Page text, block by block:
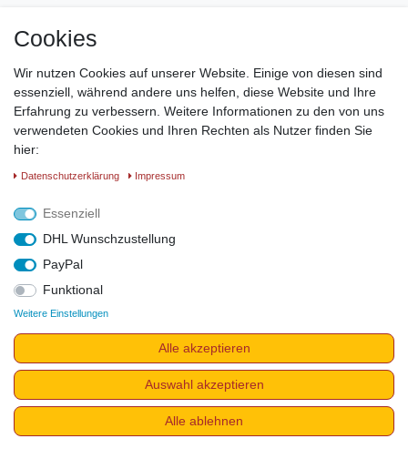
Cookies
Wir nutzen Cookies auf unserer Website. Einige von diesen sind
essenziell, während andere uns helfen, diese Website und Ihre
Erfahrung zu verbessern. Weitere Informationen zu den von uns
verwendeten Cookies und Ihren Rechten als Nutzer finden Sie
hier:
Daten­schutz­erklärung Impressum
Essenziell
DHL Wunschzustellung
PayPal
Funktional
Weitere Einstellungen
Alle akzeptieren
Auswahl akzeptieren
Alle ablehnen